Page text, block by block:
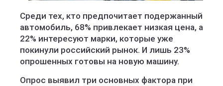
Среди тех, кто предпочитает подержанный
автомобиль, 68% привлекает низкая цена, а
22% интересуют марки, которые уже
покинули российский рынок. И лишь 23%
опрошенных готовы на новую машину.
Опрос выявил три основных фактора при